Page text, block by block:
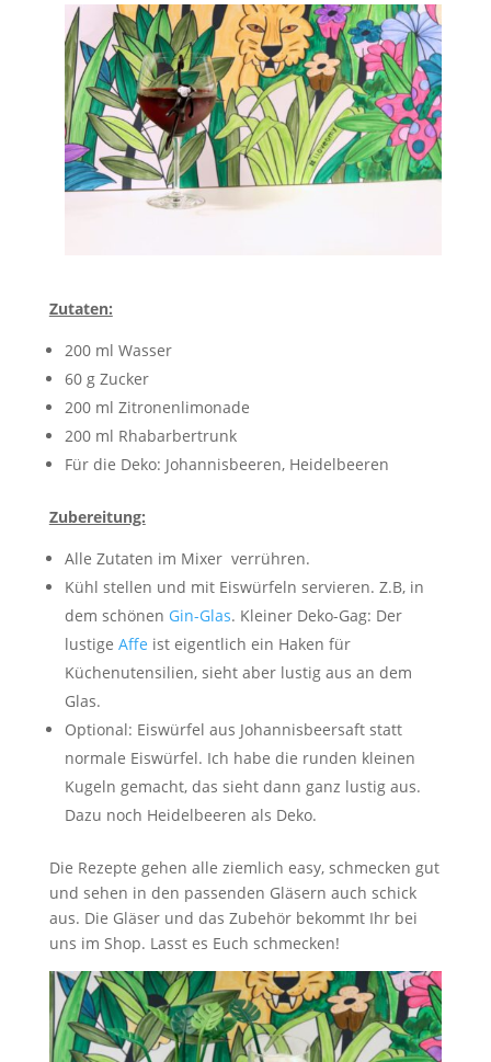
Zutaten:
200 ml Wasser
60 g Zucker
200 ml Zitronenlimonade
200 ml Rhabarbertrunk
Für die Deko: Johannisbeeren, Heidelbeeren
Zubereitung:
Alle Zutaten im Mixer verrühren.
Kühl stellen und mit Eiswürfeln servieren. Z.B, in
dem schönen Gin-Glas. Kleiner Deko-Gag: Der
lustige Affe ist eigentlich ein Haken für
Küchenutensilien, sieht aber lustig aus an dem
Glas.
Optional: Eiswürfel aus Johannisbeersaft statt
normale Eiswürfel. Ich habe die runden kleinen
Kugeln gemacht, das sieht dann ganz lustig aus.
Dazu noch Heidelbeeren als Deko.
Die Rezepte gehen alle ziemlich easy, schmecken gut
und sehen in den passenden Gläsern auch schick
aus. Die Gläser und das Zubehör bekommt Ihr bei
uns im Shop. Lasst es Euch schmecken!